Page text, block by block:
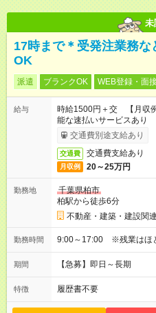
未
17時まで＊受発注業務
OK
派遣 ブランクOK WEB登録・面
給与
時給1500円＋交 【月収
能な速払いサービスあり
交通費別途支給あり
交通費 交通費支給あり
月収例 20～25万円
勤務地
千葉県柏市
柏駅から徒歩6分
不動産・建築・建設関連
勤務時間 9:00～17:00 ※残業はほ
期間 【急募】即日～長期
特徴 履歴書不要